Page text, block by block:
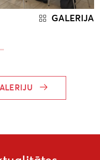
GALERIJA